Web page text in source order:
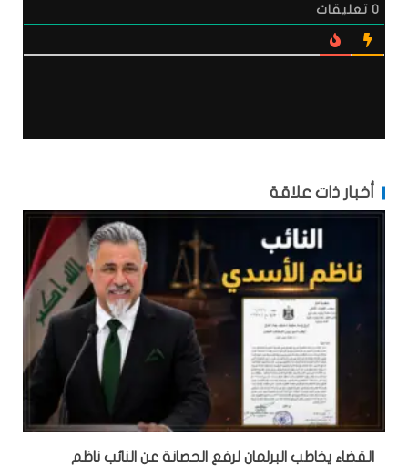
0 تعليقات
أخبار ذات علاقة
القضاء يخاطب البرلمان لرفع الحصانة عن النائب ناظم